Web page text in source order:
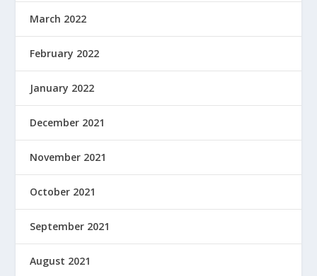
March 2022
February 2022
January 2022
December 2021
November 2021
October 2021
September 2021
August 2021